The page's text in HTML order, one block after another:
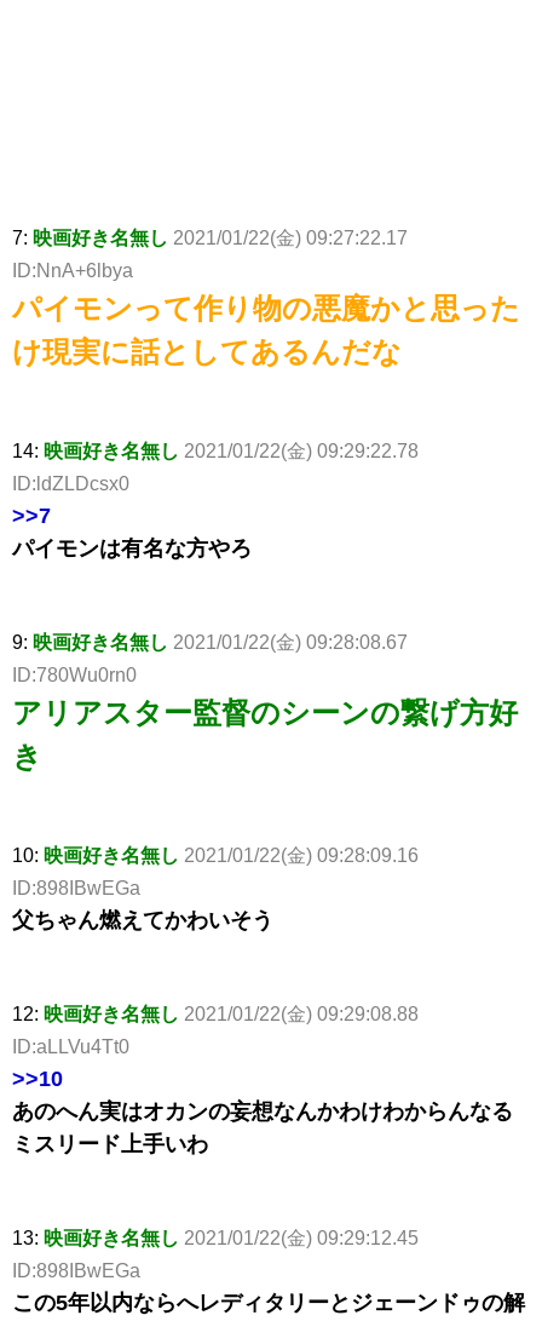
7: 映画好き名無し 2021/01/22(金) 09:27:22.17
ID:NnA+6lbya
パイモンって作り物の悪魔かと思った
け現実に話としてあるんだな
14: 映画好き名無し 2021/01/22(金) 09:29:22.78
ID:ldZLDcsx0
>>7
パイモンは有名な方やろ
9: 映画好き名無し 2021/01/22(金) 09:28:08.67
ID:780Wu0rn0
アリアスター監督のシーンの繋げ方好
き
10: 映画好き名無し 2021/01/22(金) 09:28:09.16
ID:898IBwEGa
父ちゃん燃えてかわいそう
12: 映画好き名無し 2021/01/22(金) 09:29:08.88
ID:aLLVu4Tt0
>>10
あのへん実はオカンの妄想なんかわけわからんなる
ミスリード上手いわ
13: 映画好き名無し 2021/01/22(金) 09:29:12.45
ID:898IBwEGa
この5年以内ならへレディタリーとジェーンドゥの解